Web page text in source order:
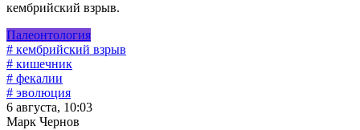
кембрийский взрыв.
Палеонтология
# кембрийский взрыв
# кишечник
# фекалии
# эволюция
6 августа, 10:03
Марк Чернов